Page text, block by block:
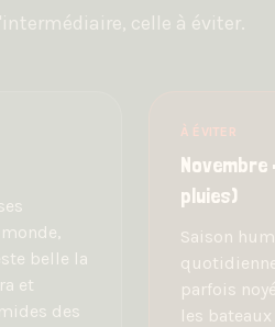
celle à éviter.
belle la
et
des
À ÉVITER
pluies)
Saison
parfois
les